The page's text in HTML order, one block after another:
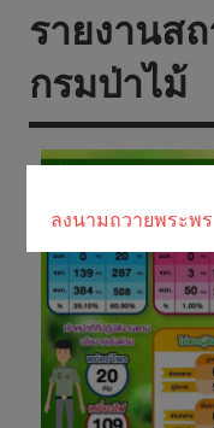
รายงานส
กรมป่าไม้
ลงนามถวายพระพร